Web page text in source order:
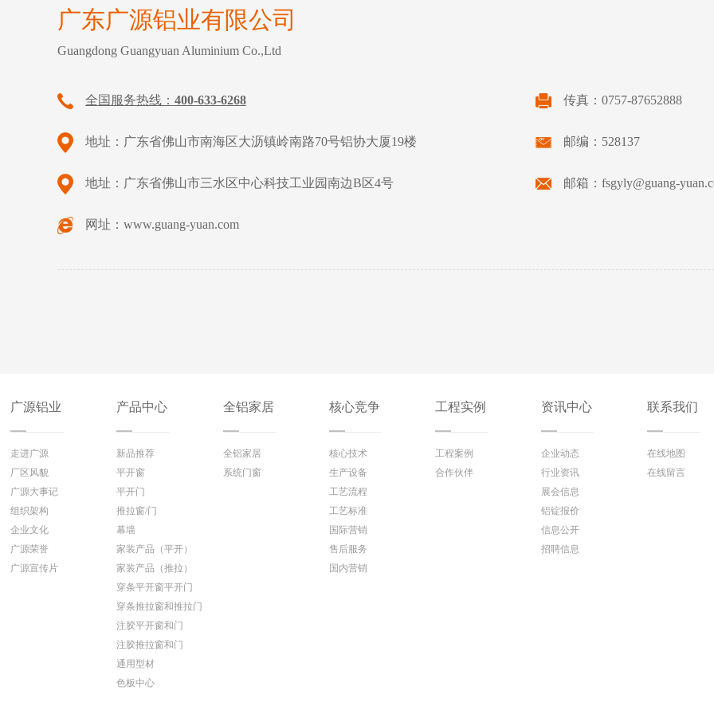
广东广源铝业有限公司
Guangdong Guangyuan Aluminium Co.,Ltd
全国服务热线： 400-633-6268 传真：0757-87652888
地址：广东省佛山市南海区大沥镇岭南路70号铝协大厦19楼 邮编：528137
地址：广东省佛山市三水区中心科技工业园南边B区4号 邮箱：fsgyly@guang-
网址：www.guang-yuan.com
广源铝业
走进广源
厂区风貌
广源大事记
组织架构
企业文化
广源荣誉
广源宣传片
产品中心
新品推荐
平开窗
平开门
推拉窗/门
幕墙
家装产品（平开）
家装产品（推拉）
穿条平开窗平开门
穿条推拉窗和推拉门
注胶平开窗和门
注胶推拉窗和门
通用型材
色板中心
全铝家居
全铝家居
系统门窗
核心竞争
核心技术
生产设备
工艺流程
工艺标准
国际营销
售后服务
国内营销
工程实例
工程案例
合作伙伴
资讯中心
企业动态
行业资讯
展会信息
铝锭报价
信息公开
招聘信息
联系我们
在线地图
在线留言